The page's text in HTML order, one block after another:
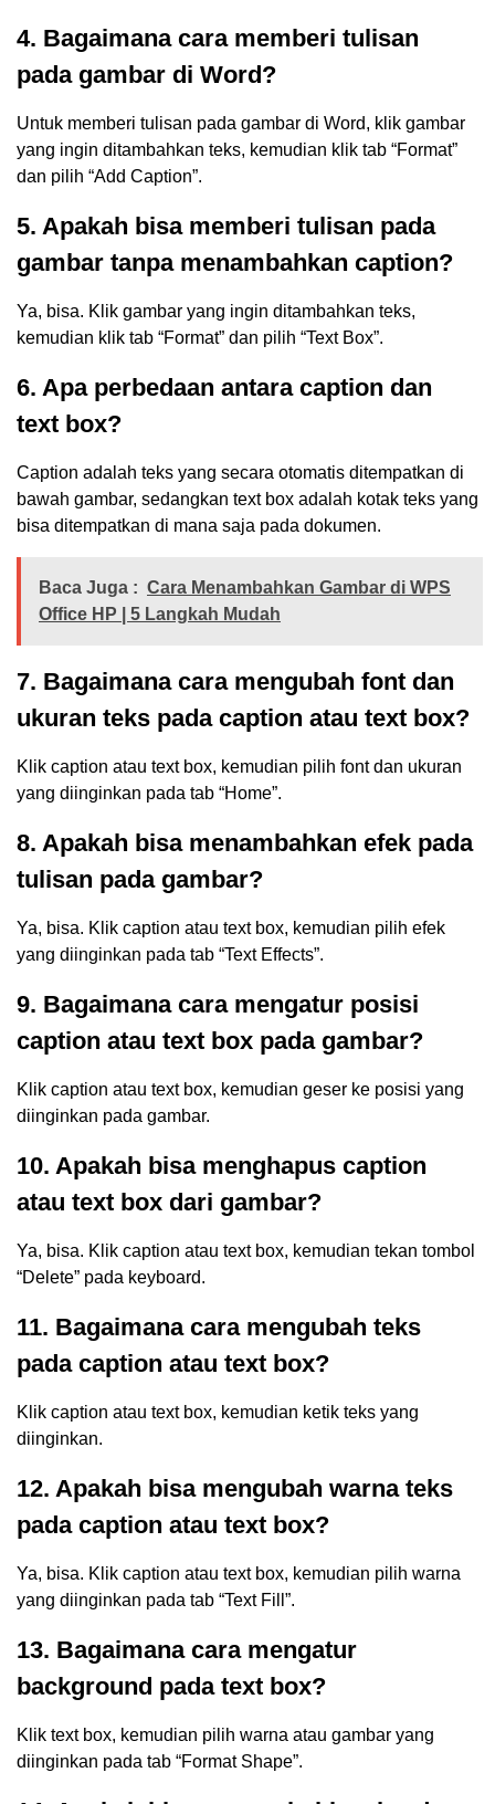
4. Bagaimana cara memberi tulisan
pada gambar di Word?
Untuk memberi tulisan pada gambar di Word, klik gambar
yang ingin ditambahkan teks, kemudian klik tab “Format”
dan pilih “Add Caption”.
5. Apakah bisa memberi tulisan pada
gambar tanpa menambahkan caption?
Ya, bisa. Klik gambar yang ingin ditambahkan teks,
kemudian klik tab “Format” dan pilih “Text Box”.
6. Apa perbedaan antara caption dan
text box?
Caption adalah teks yang secara otomatis ditempatkan di
bawah gambar, sedangkan text box adalah kotak teks yang
bisa ditempatkan di mana saja pada dokumen.
Baca Juga : Cara Menambahkan Gambar di WPS
Office HP | 5 Langkah Mudah
7. Bagaimana cara mengubah font dan
ukuran teks pada caption atau text box?
Klik caption atau text box, kemudian pilih font dan ukuran
yang diinginkan pada tab “Home”.
8. Apakah bisa menambahkan efek pada
tulisan pada gambar?
Ya, bisa. Klik caption atau text box, kemudian pilih efek
yang diinginkan pada tab “Text Effects”.
9. Bagaimana cara mengatur posisi
caption atau text box pada gambar?
Klik caption atau text box, kemudian geser ke posisi yang
diinginkan pada gambar.
10. Apakah bisa menghapus caption
atau text box dari gambar?
Ya, bisa. Klik caption atau text box, kemudian tekan tombol
“Delete” pada keyboard.
11. Bagaimana cara mengubah teks
pada caption atau text box?
Klik caption atau text box, kemudian ketik teks yang
diinginkan.
12. Apakah bisa mengubah warna teks
pada caption atau text box?
Ya, bisa. Klik caption atau text box, kemudian pilih warna
yang diinginkan pada tab “Text Fill”.
13. Bagaimana cara mengatur
background pada text box?
Klik text box, kemudian pilih warna atau gambar yang
diinginkan pada tab “Format Shape”.